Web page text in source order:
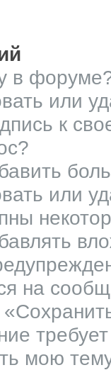
в
или
к
или
на
мою